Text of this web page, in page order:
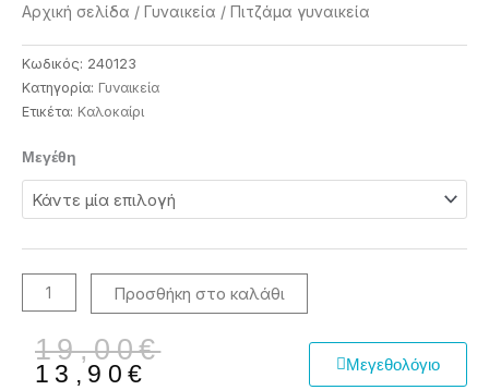
Αρχική σελίδα / Γυναικεία / Πιτζάμα γυναικεία
Κωδικός: 240123
Κατηγορία: Γυναικεία
Ετικέτα: Καλοκαίρι
Μεγέθη
Πιτζάμα
γυναικεία
ποσότητα
Προσθήκη στο καλάθι
19,00€
Original
price
13,90 €
Η
τρέχουσα Μεγεθολόγιο